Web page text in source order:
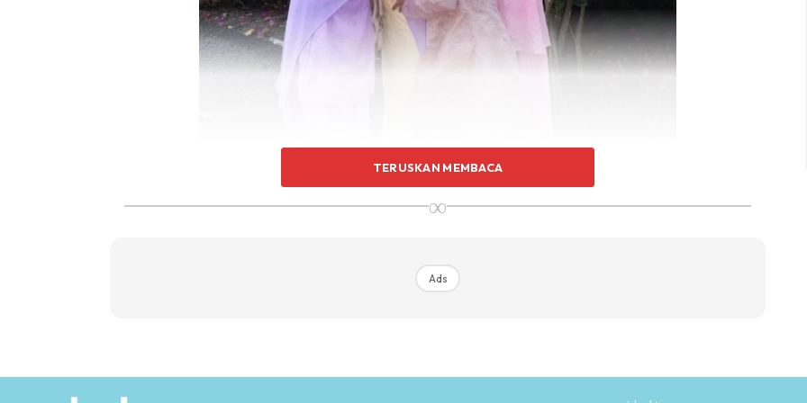
“Kita ada satu perkara istimewa yang ingin disampaikan untuk saudara Leslar Lovers,” ujar Lesti.
TERUSKAN MEMBACA
∞
Ads